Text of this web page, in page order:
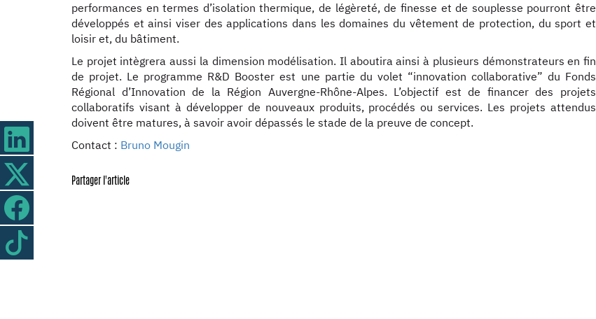
performances en termes d’isolation thermique, de légèreté, de finesse et de souplesse pourront être
développés et ainsi viser des applications dans les domaines du vêtement de protection, du sport et
loisir et, du bâtiment.
Le projet intègrera aussi la dimension modélisation. Il aboutira ainsi à plusieurs démonstrateurs en fin
de projet. Le programme R&D Booster est une partie du volet “innovation collaborative” du Fonds
Régional d’Innovation de la Région Auvergne-Rhône-Alpes. L’objectif est de financer des projets
collaboratifs visant à développer de nouveaux produits, procédés ou services. Les projets attendus
doivent être matures, à savoir avoir dépassés le stade de la preuve de concept.
Contact : Bruno Mougin
Partager l'article